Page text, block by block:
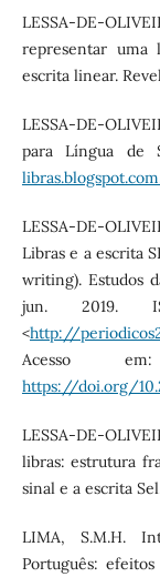
LESSA-DE-
representar uma
escrita linear.
LESSA-DE-
para Língua de
LESSA-DE-
Libras e a escrita
writing). Estudos
jun. 2019.
<http://
Acesso
https://doi.org/
LESSA-DE-
libras: estrutura
sinal e a escrita
LIMA, S.M.H.
Português: